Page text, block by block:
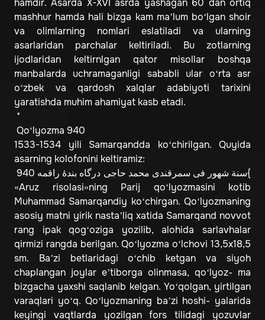
hamdir. Asarda X-XVI asrda yashagan 60 dan ortiq
mashhur hamda hali bizga kam ma’lum bo‘lgan shoir
va olimlarning nomlari eslatiladi va ularning
asarlaridan parchalar keltiriladi. Bu zotlarning
ijodlaridan keltirnlgan qator misollar boshqa
manbalarda uchramaganligi sababli ular o‘rta asr
o‘zbek va qardosh xalqlar adabiyoti tarixini
yaratishda muhim ahamiyat kasb etadi.
*
Qo‘lyozma 940
1533-1534 yili Samarqandda ko‘chirilgan. Quyida
asarning kolofonini keltiramiz:
940 سنة شهور فى سمرقندى محمد حاجى درگاه بندۀ راقمه{
«Aruz risolasi»ning Parij qo‘lyozmasini kotib
Muhammad Samarqandiy ko‘chirgan. Qo‘lyozmaning
asosiy matni yirik nasta’liq xatida Samarqand novvot
rang ipak qog‘oziga yozilib, alohida sarlavhalar
qirmizi rangda berilgan. Qo‘lyozma o‘lchovi 13,5x18,5
sm. Ba’zi betlaridagi o‘chib ketgan va siyoh
chaplangan joylar e’tiborga olinmasa, qo‘lyoz- ma
bizgacha yaxshi saqlanib kelgan. Yo‘qolgan, yirtilgan
varaqlari yo‘q. Qo‘lyozmaning ba’zi hoshi- yalarida
keyingi vaqtlarda yozilgan fors tilidagi yozuvlar